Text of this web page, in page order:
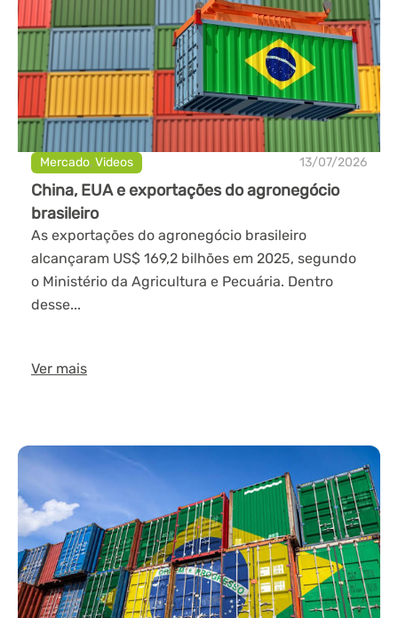
Mercado,Videos 13/07/2026
China, EUA e exportações do agronegócio
brasileiro
As exportações do agronegócio brasileiro
alcançaram US$ 169,2 bilhões em 2025, segundo
o Ministério da Agricultura e Pecuária. Dentro
desse...
Ver mais